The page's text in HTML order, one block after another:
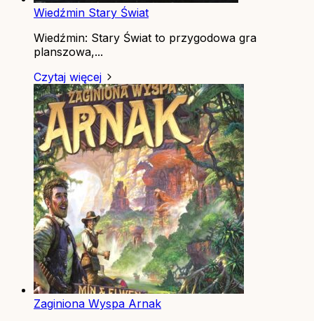
Wiedźmin Stary Świat
Wiedźmin: Stary Świat to przygodowa gra
planszowa,...
Czytaj więcej
Zaginiona Wyspa Arnak